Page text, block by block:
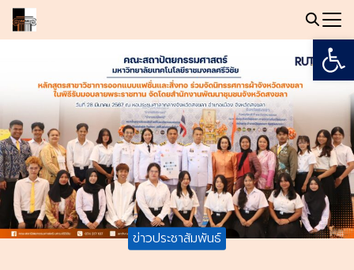
Skip
ข่าวประชาสัมพันธ์